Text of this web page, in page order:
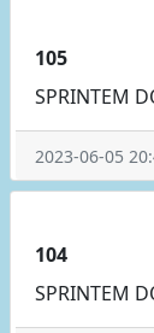
105
SPRINTEM
2023-06-05
104
SPRINTEM